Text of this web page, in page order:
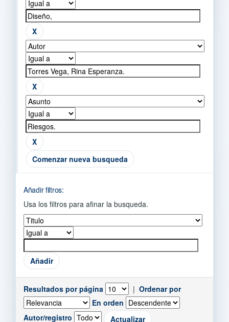
Comenzar nueva busqueda
Añadir filtros:
Usa los filtros para afinar la busqueda.
Resultados por página | Ordenar por
En orden
Autor/registro